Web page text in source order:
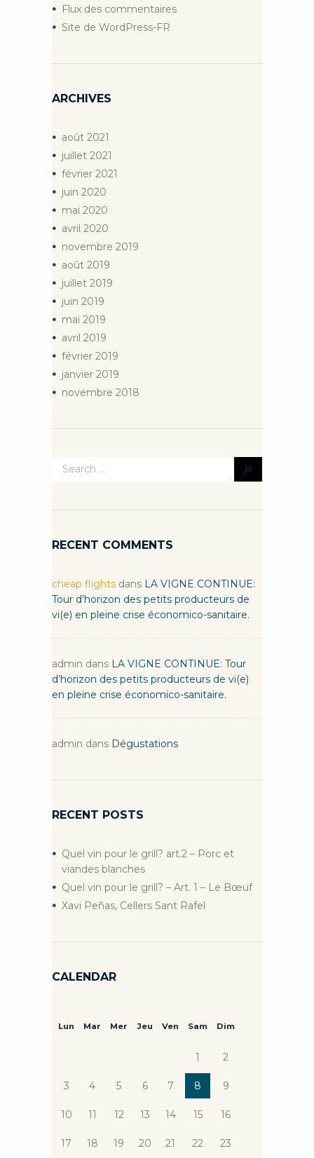
Flux des commentaires
Site de WordPress-FR
ARCHIVES
août 2021
juillet 2021
février 2021
juin 2020
mai 2020
avril 2020
novembre 2019
août 2019
juillet 2019
juin 2019
mai 2019
avril 2019
février 2019
janvier 2019
novembre 2018
RECENT COMMENTS
cheap flights dans LA VIGNE CONTINUE:
Tour d’horizon des petits producteurs de
vi(e) en pleine crise économico-sanitaire.
admin dans LA VIGNE CONTINUE: Tour
d’horizon des petits producteurs de vi(e)
en pleine crise économico-sanitaire.
admin dans Dégustations
RECENT POSTS
Quel vin pour le grill? art.2 – Porc et
viandes blanches
Quel vin pour le grill? – Art. 1 – Le Bœuf
Xavi Peñas, Cellers Sant Rafel
CALENDAR
Lun Mar Mer Jeu Ven Sam Dim
1 2
3 4 5 6 7 8 9
10 11 12 13 14 15 16
17 18 19 20 21 22 23